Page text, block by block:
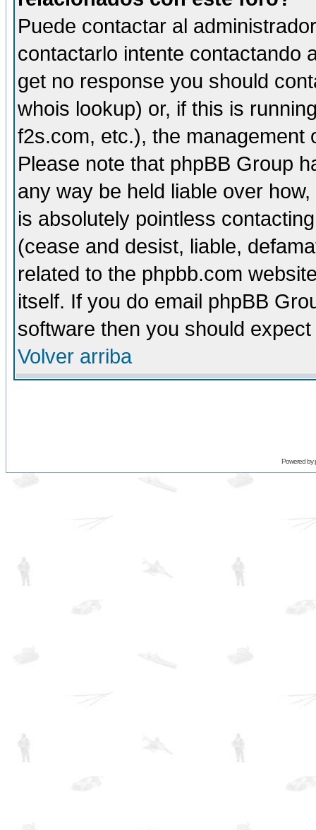
Puede contactar al
contactarlo intente contactando
get no response you should
whois lookup) or, if this is
f2s.com, etc.), the management
Please note that phpBB Group
any way be held liable over
is absolutely pointless
(cease and desist, liable,
related to the phpbb.com
itself. If you do email phpBB
software then you should
Volver arriba
Powered by